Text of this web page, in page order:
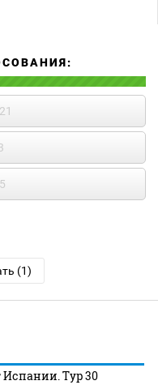
21
(1)
Тур 30